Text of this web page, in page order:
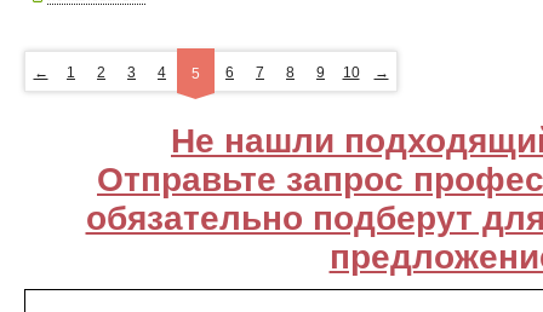
← 1 2 3 4 5 6 7 8 9 10 →
Не нашли
Отправьте запрос
обязательно подберут